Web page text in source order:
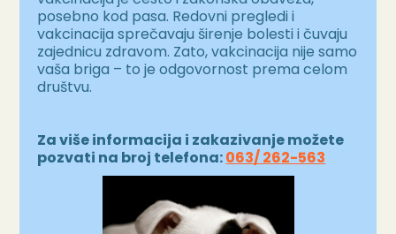
posebno kod pasa. Redovni pregledi i
vakcinacija sprečavaju širenje bolesti i čuvaju
zajednicu zdravom. Zato, vakcinacija nije samo
vaša briga – to je odgovornost prema celom
društvu.
Za više informacija i zakazivanje možete
pozvati na broj telefona:063/ 262-563